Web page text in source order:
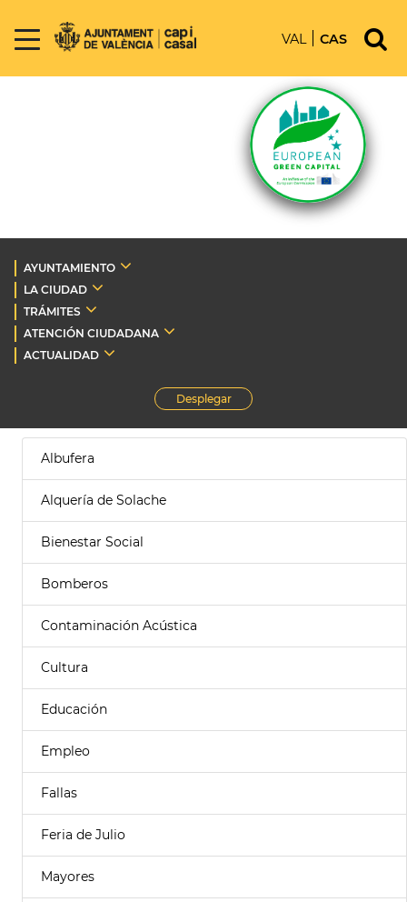
VAL CAS
AYUNTAMIENTO
LA CIUDAD
TRÁMITES
ATENCIÓN CIUDADANA
ACTUALIDAD
Desplegar
Albufera
Alquería de Solache
Bienestar Social
Bomberos
Contaminación Acústica
Cultura
Educación
Empleo
Fallas
Feria de Julio
Mayores